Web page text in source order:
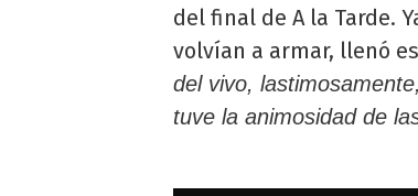
del final de A la Tarde.
volvían a armar, llenó
del vivo,
tuve la animosidad de